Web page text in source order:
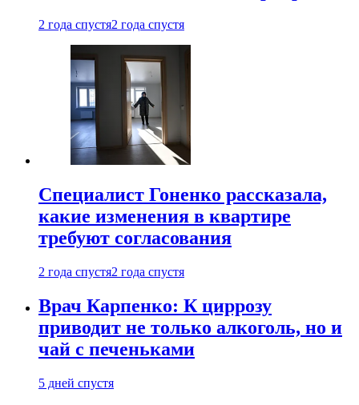
2 года спустя2 года спустя
Специалист Гоненко рассказала,
какие изменения в квартире
требуют согласования
2 года спустя2 года спустя
Врач Карпенко: К циррозу
приводит не только алкоголь, но и
чай с печеньками
5 дней спустя